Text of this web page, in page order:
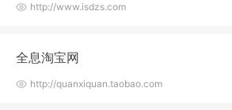
http://www.isdzs.com
全息淘宝网
http://quanxiquan.taobao.com